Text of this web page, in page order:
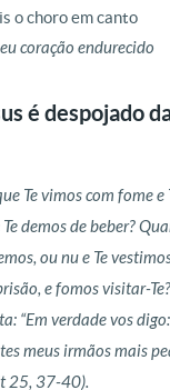
o choro em canto
coração endurecido
é despojado
Te vimos com fome e
demos de beber?
ou nu e Te
e fomos visitar-
“Em verdade vos
meus irmãos mais
25, 37-40).